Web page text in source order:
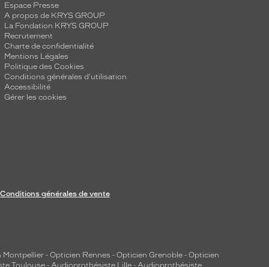
Espace Presse
A propos de KRYS GROUP
La Fondation KRYS GROUP
Recrutement
Charte de confidentialité
Mentions Légales
Politique des Cookies
Conditions générales d'utilisation
Accessibilité
Gérer les cookies
Conditions générales de vente
Montpellier - Opticien Rennes - Opticien Grenoble - Opticien
Toulouse - Audioprothésiste Lille - Audioprothésiste